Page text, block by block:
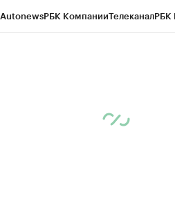
AutonewsРБК КомпанииТелеканалРБК